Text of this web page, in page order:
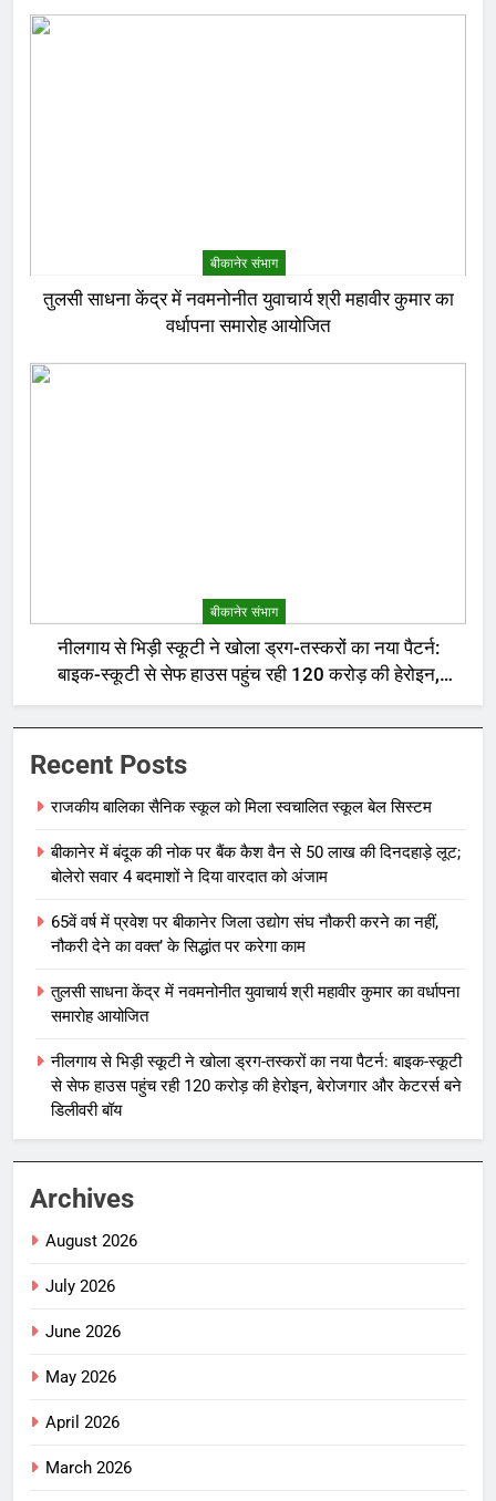
बीकानेर संभाग
तुलसी साधना केंद्र में नवमनोनीत युवाचार्य श्री महावीर कुमार का
वर्धापना समारोह आयोजित
बीकानेर संभाग
नीलगाय से भिड़ी स्कूटी ने खोला ड्रग-तस्करों का नया पैटर्न:
बाइक-स्कूटी से सेफ हाउस पहुंच रही 120 करोड़ की हेरोइन,
बेरोजगार और केटरर्स बने डिलीवरी बॉय
Recent Posts
राजकीय बालिका सैनिक स्कूल को मिला स्वचालित स्कूल बेल सिस्टम
बीकानेर में बंदूक की नोक पर बैंक कैश वैन से 50 लाख की दिनदहाड़े लूट;
बोलेरो सवार 4 बदमाशों ने दिया वारदात को अंजाम
65वें वर्ष में प्रवेश पर बीकानेर जिला उद्योग संघ नौकरी करने का नहीं,
नौकरी देने का वक्त’ के सिद्धांत पर करेगा काम
तुलसी साधना केंद्र में नवमनोनीत युवाचार्य श्री महावीर कुमार का वर्धापना
समारोह आयोजित
नीलगाय से भिड़ी स्कूटी ने खोला ड्रग-तस्करों का नया पैटर्न: बाइक-स्कूटी
से सेफ हाउस पहुंच रही 120 करोड़ की हेरोइन, बेरोजगार और केटरर्स बने
डिलीवरी बॉय
Archives
August 2026
July 2026
June 2026
May 2026
April 2026
March 2026